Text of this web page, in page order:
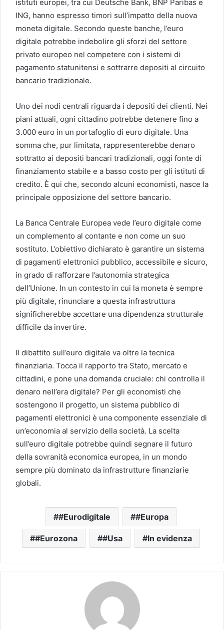
istituti europei, tra cui Deutsche Bank, BNP Paribas e
ING, hanno espresso timori sull’impatto della nuova
moneta digitale. Secondo queste banche, l’euro
digitale potrebbe indebolire gli sforzi del settore
privato europeo nel competere con i sistemi di
pagamento statunitensi e sottrarre depositi al circuito
bancario tradizionale.
Uno dei nodi centrali riguarda i depositi dei clienti. Nei
piani attuali, ogni cittadino potrebbe detenere fino a
3.000 euro in un portafoglio di euro digitale. Una
somma che, pur limitata, rappresenterebbe denaro
sottratto ai depositi bancari tradizionali, oggi fonte di
finanziamento stabile e a basso costo per gli istituti di
credito. È qui che, secondo alcuni economisti, nasce la
principale opposizione del settore bancario.
La Banca Centrale Europea vede l’euro digitale come
un complemento al contante e non come un suo
sostituto. L’obiettivo dichiarato è garantire un sistema
di pagamenti elettronici pubblico, accessibile e sicuro,
in grado di rafforzare l’autonomia strategica
dell’Unione. In un contesto in cui la moneta è sempre
più digitale, rinunciare a questa infrastruttura
significherebbe accettare una dipendenza strutturale
difficile da invertire.
Il dibattito sull’euro digitale va oltre la tecnica
finanziaria. Tocca il rapporto tra Stato, mercato e
cittadini, e pone una domanda cruciale: chi controlla il
denaro nell’era digitale? Per gli economisti che
sostengono il progetto, un sistema pubblico di
pagamenti elettronici è una componente essenziale di
un’economia al servizio della società. La scelta
sull’euro digitale potrebbe quindi segnare il futuro
della sovranità economica europea, in un mondo
sempre più dominato da infrastrutture finanziarie
globali.
#Eurodigitale #Europa
#Eurozona #Usa In evidenza